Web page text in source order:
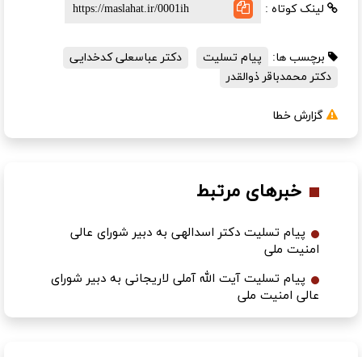
لینک کوتاه :
برچسب ها: پیام تسلیت
دکتر عباسعلی کدخدایی
دکتر محمدباقر ذوالقدر
گزارش خطا
خبرهای مرتبط
پیام تسلیت دکتر اسدالهی به دبیر شورای عالی
امنیت ملی
پیام تسلیت آیت الله آملی لاریجانی به دبیر شورای
عالی امنیت ملی